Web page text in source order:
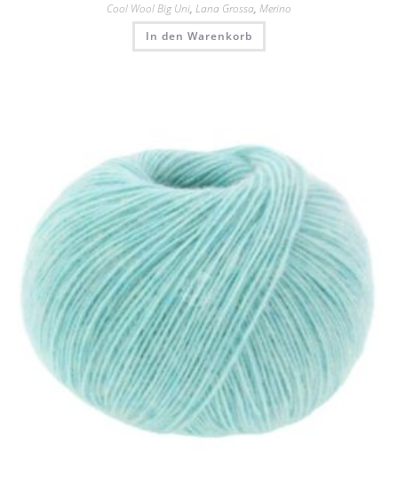
Cool Wool Big Uni, Lana Grossa, Merino
In den Warenkorb